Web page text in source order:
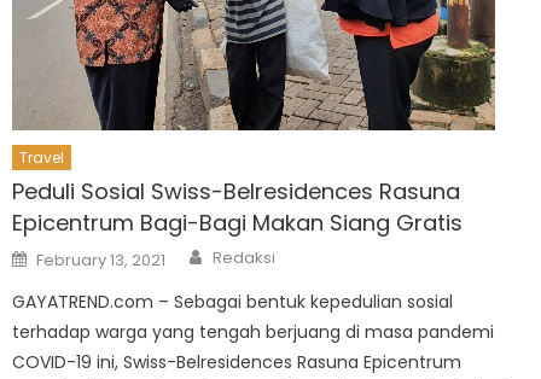
Travel
Peduli Sosial Swiss-Belresidences Rasuna
Epicentrum Bagi-Bagi Makan Siang Gratis
Posted
on
February 13, 2021 Author
Redaksi
GAYATREND.com – Sebagai bentuk kepedulian sosial
terhadap warga yang tengah berjuang di masa pandemi
COVID-19 ini, Swiss-Belresidences Rasuna Epicentrum